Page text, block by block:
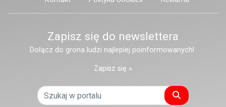
Zapisz się do newslettera
Dołącz do grona ludzi najlepiej poinformowanych!
Zapisz się »